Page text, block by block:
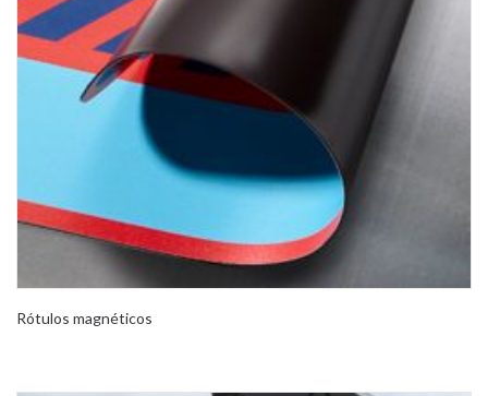
Rótulos magnéticos